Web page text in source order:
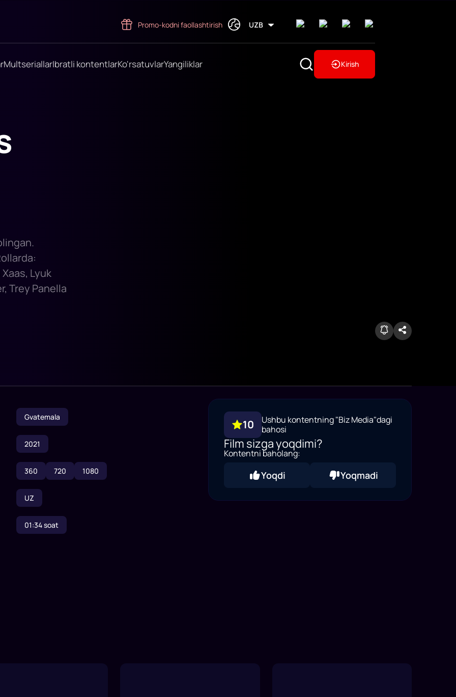
Promo-kodni faollashtirish UZB
MultseriallarIbratli kontentlarKo'rsatuvlarYangiliklar Kirish
Lyuk
Trey Panella
Gvatemala
2021
360 720 1080
UZ
01:34soat
10
Ushbu kontentning "Biz Media"dagi
bahosi
Film sizga yoqdimi?
Kontentni baholang:
Yoqdi Yoqmadi